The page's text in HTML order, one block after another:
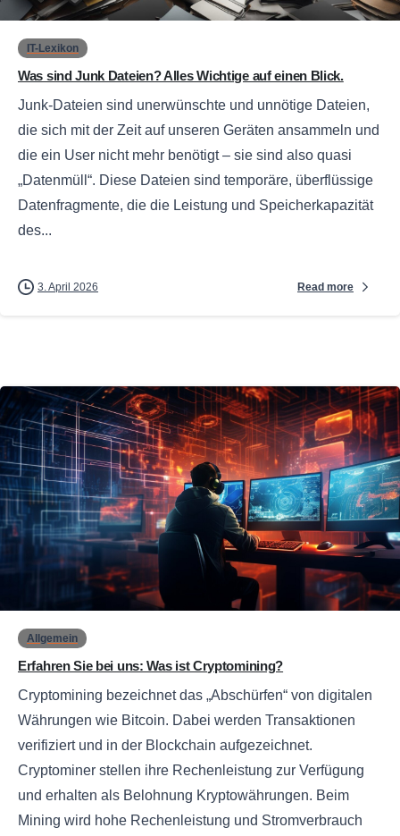
IT-Lexikon
Was sind Junk Dateien? Alles Wichtige auf einen Blick.
Junk-Dateien sind unerwünschte und unnötige Dateien,
die sich mit der Zeit auf unseren Geräten ansammeln und
die ein User nicht mehr benötigt – sie sind also quasi
„Datenmüll“. Diese Dateien sind temporäre, überflüssige
Datenfragmente, die die Leistung und Speicherkapazität
des...
3. April 2026 Read more
0
Allgemein
Erfahren Sie bei uns: Was ist Cryptomining?
Cryptomining bezeichnet das „Abschürfen“ von digitalen
Währungen wie Bitcoin. Dabei werden Transaktionen
verifiziert und in der Blockchain aufgezeichnet.
Cryptominer stellen ihre Rechenleistung zur Verfügung
und erhalten als Belohnung Kryptowährungen. Beim
Mining wird hohe Rechenleistung und Stromverbrauch